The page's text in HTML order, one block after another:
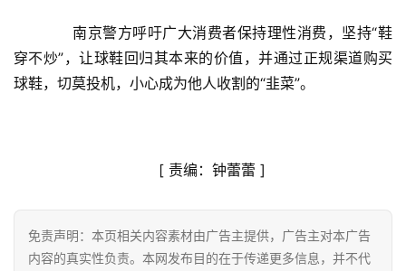
乐
综
具
母
南京警方呼吁广大消费者保持理性消费，坚持“鞋
穿不炒”，让球鞋回归其本来的价值，并通过正规渠道购买
球鞋，切莫投机，小心成为他人收割的“韭菜”。
[ 责编：钟蕾蕾 ]
免责声明：本页相关内容素材由广告主提供，广告主对本广告
内容的真实性负责。本网发布目的在于传递更多信息，并不代